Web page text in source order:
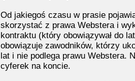
Od jakiegoś czasu w prasie
skorzystać z prawa Webstera i
kontraktu (który obowiązywał do
obowiązuje zawodników, którzy
lat i nie podlega prawu Webstera.
cyferek na koncie.